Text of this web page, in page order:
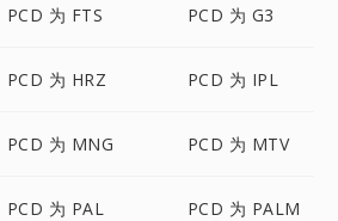
PCD 为 FTS PCD 为 G3
PCD 为 HRZ PCD 为 IPL
PCD 为 MNG PCD 为 MTV
PCD 为 PAL PCD 为 PALM